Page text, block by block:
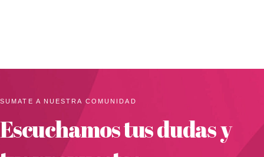
SUMATE A NUESTRA COMUNIDAD
Escuchamos tus dudas y